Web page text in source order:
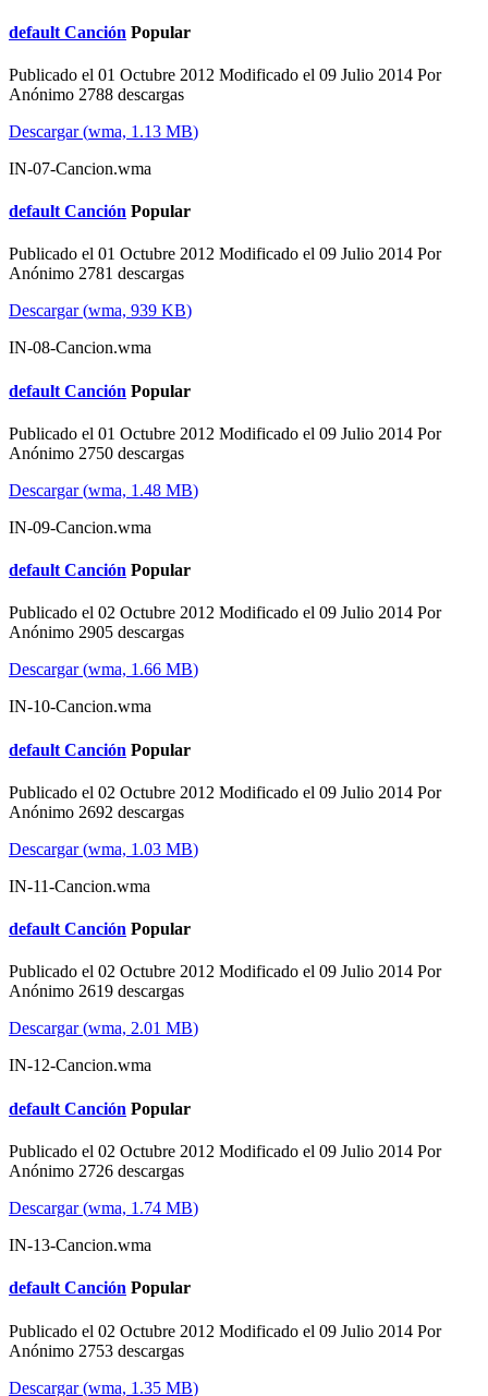
default Canción Popular
Publicado el 01 Octubre 2012 Modificado el 09 Julio 2014 Por
Anónimo 2788 descargas
Descargar(wma, 1.13 MB)
IN-07-Cancion.wma
default Canción Popular
Publicado el 01 Octubre 2012 Modificado el 09 Julio 2014 Por
Anónimo 2781 descargas
Descargar(wma, 939 KB)
IN-08-Cancion.wma
default Canción Popular
Publicado el 01 Octubre 2012 Modificado el 09 Julio 2014 Por
Anónimo 2750 descargas
Descargar(wma, 1.48 MB)
IN-09-Cancion.wma
default Canción Popular
Publicado el 02 Octubre 2012 Modificado el 09 Julio 2014 Por
Anónimo 2905 descargas
Descargar(wma, 1.66 MB)
IN-10-Cancion.wma
default Canción Popular
Publicado el 02 Octubre 2012 Modificado el 09 Julio 2014 Por
Anónimo 2692 descargas
Descargar(wma, 1.03 MB)
IN-11-Cancion.wma
default Canción Popular
Publicado el 02 Octubre 2012 Modificado el 09 Julio 2014 Por
Anónimo 2619 descargas
Descargar(wma, 2.01 MB)
IN-12-Cancion.wma
default Canción Popular
Publicado el 02 Octubre 2012 Modificado el 09 Julio 2014 Por
Anónimo 2726 descargas
Descargar(wma, 1.74 MB)
IN-13-Cancion.wma
default Canción Popular
Publicado el 02 Octubre 2012 Modificado el 09 Julio 2014 Por
Anónimo 2753 descargas
Descargar(wma, 1.35 MB)